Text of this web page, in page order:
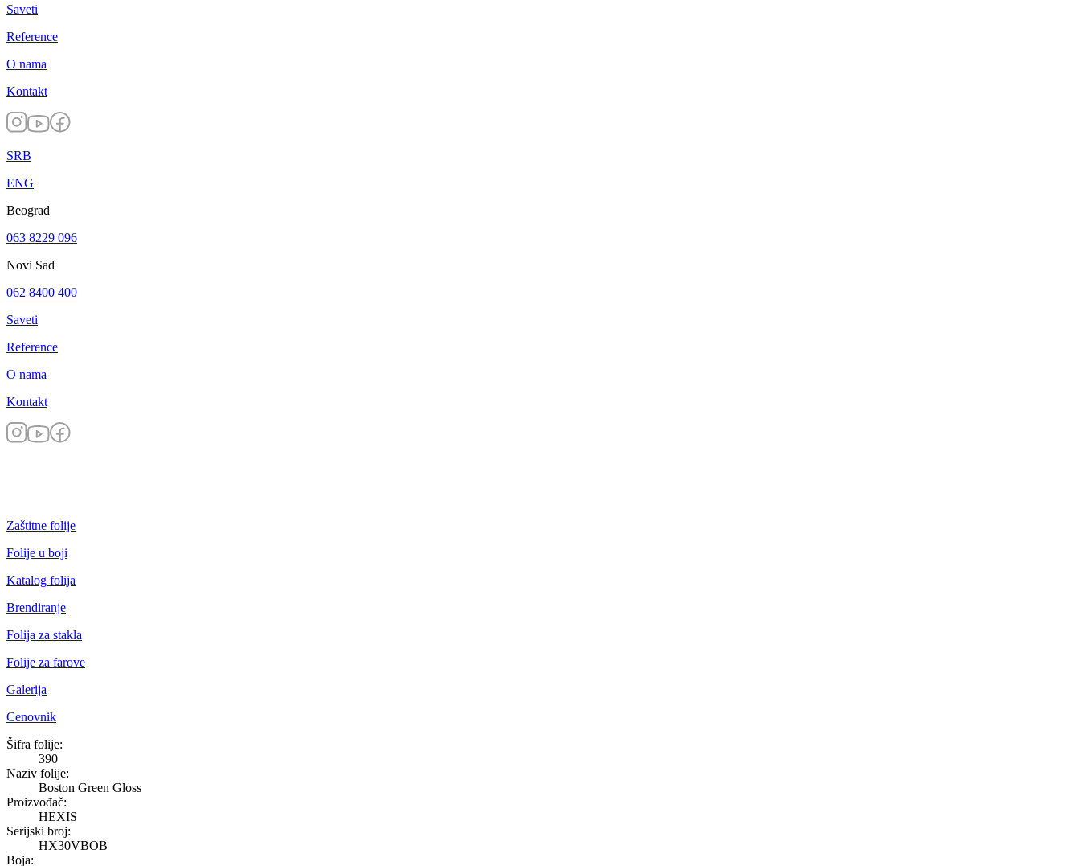
Saveti
Reference
O nama
Kontakt
SRB
ENG
Beograd
063 8229 096
Novi Sad
062 8400 400
Saveti
Reference
O nama
Kontakt
Zaštitne folije
Folije u boji
Katalog folija
Brendiranje
Folija za stakla
Folije za farove
Galerija
Cenovnik
Boston Green Gloss
Šifra folije:
390
Naziv folije:
Boston Green Gloss
Proizvođač:
HEXIS
Serijski broj:
HX30VBOB
Boja: